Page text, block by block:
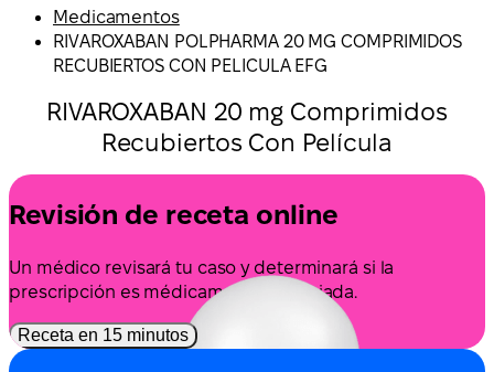
Medicamentos
RIVAROXABAN POLPHARMA 20 MG COMPRIMIDOS
RECUBIERTOS CON PELICULA EFG
RIVAROXABAN 20 mg Comprimidos
Recubiertos Con Película
Revisión de receta online
Un médico revisará tu caso y determinará si la
prescripción es médicamente apropiada.
Receta en 15 minutos